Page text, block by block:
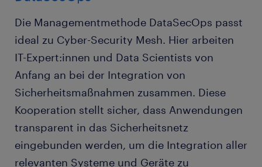
Die Managementmethode DataSecOps passt
ideal zu Cyber-Security Mesh. Hier arbeiten
IT-Expert:innen und Data Scientists von
Anfang an bei der Integration von
Sicherheitsmaßnahmen zusammen. Diese
Kooperation stellt sicher, dass Anwendungen
transparent in das Sicherheitsnetz
eingebunden werden, um die Integration aller
relevanten Systeme und Geräte zu